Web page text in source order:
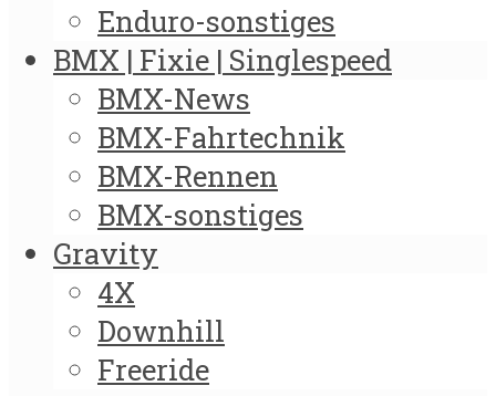
Enduro-sonstiges
BMX | Fixie | Singlespeed
BMX-News
BMX-Fahrtechnik
BMX-Rennen
BMX-sonstiges
Gravity
4X
Downhill
Freeride